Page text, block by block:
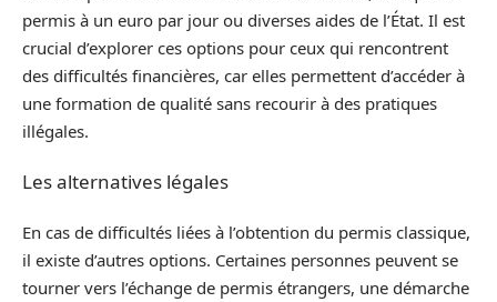
permis à un euro par jour ou diverses aides de l’État. Il est
crucial d’explorer ces options pour ceux qui rencontrent
des difficultés financières, car elles permettent d’accéder à
une formation de qualité sans recourir à des pratiques
illégales.
Les alternatives légales
En cas de difficultés liées à l’obtention du permis classique,
il existe d’autres options. Certaines personnes peuvent se
tourner vers l’échange de permis étrangers, une démarche